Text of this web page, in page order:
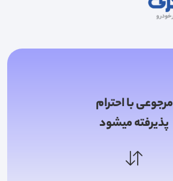
مرجوعی با احترام
پذیرفته میشود